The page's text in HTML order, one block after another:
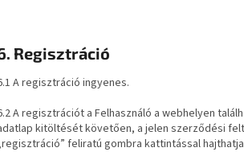
Regisztráció
A regisztráció ingyenes.
A regisztrációt a Felhasználó a webhelyen
kitöltését követően, a jelen szerződési
feliratú gombra kattintással